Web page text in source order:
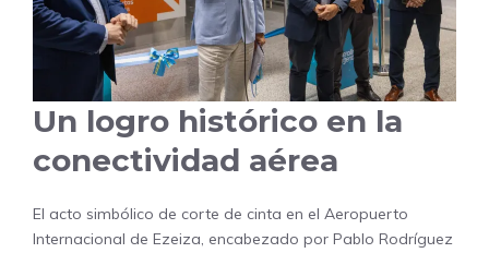
Un logro histórico en la
conectividad aérea
El acto simbólico de corte de cinta en el Aeropuerto
Internacional de Ezeiza, encabezado por Pablo Rodríguez